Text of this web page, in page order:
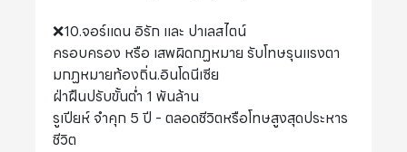
❌10.จอร์แดน อิรัก และ ปาเลสไตน์
ครอบครอง หรือ เสพผิดกฏหมาย รับโทษรุนแรงตา
มกฏหมายท้องถิ่น.อินโดนีเซีย
ฝ่าฝืนปรับขั้นต่ำ 1 พันล้าน
รูเปียห์ จำคุก 5 ปี - ตลอดชีวิตหรือโทษสูงสุดประหาร
ชีวิต